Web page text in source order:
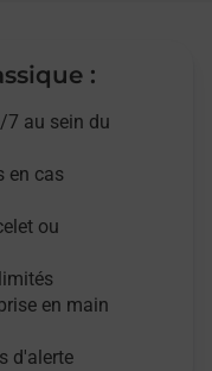
:
7 au sein du
en cas
ou
en main
d'alerte